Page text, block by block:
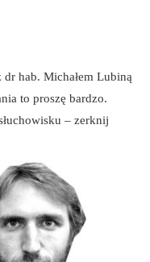
dr hab. Michałem Lubiną
to proszę bardzo.
– zerknij